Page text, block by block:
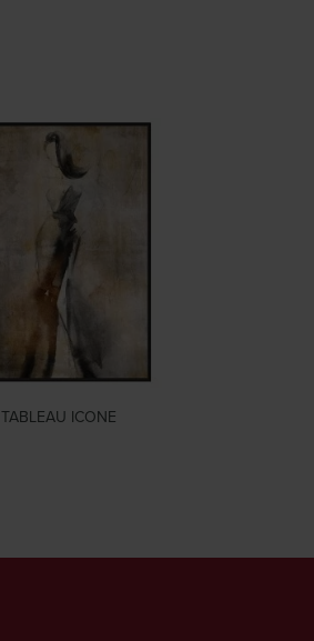
BANDE DORÉE Douille E27, 60W MAX.
TABLEAU ICONE